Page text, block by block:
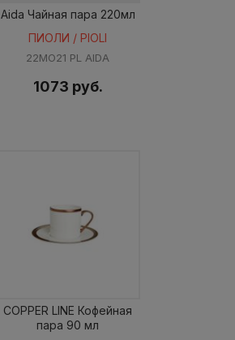
Aida Чайная пара 220мл
ПИОЛИ / PIOLI
22MO21 PL AIDA
1073 руб.
COPPER LINE Кофейная
пара 90 мл